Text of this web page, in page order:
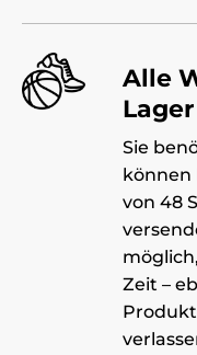
Alle
Lager
Sie
können
von 48
Zeit –